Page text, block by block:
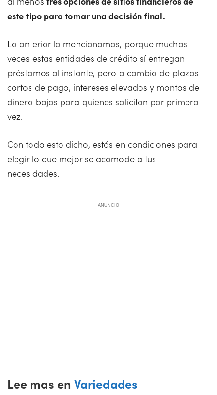
este tipo para tomar una decisión final.
Lo anterior lo mencionamos, porque muchas
veces estas entidades de crédito sí entregan
préstamos al instante, pero a cambio de plazos
cortos de pago, intereses elevados y montos de
dinero bajos para quienes solicitan por primera
vez.
Con todo esto dicho, estás en condiciones para
elegir lo que mejor se acomode a tus
necesidades.
ANUNCIO
Lee mas en Variedades